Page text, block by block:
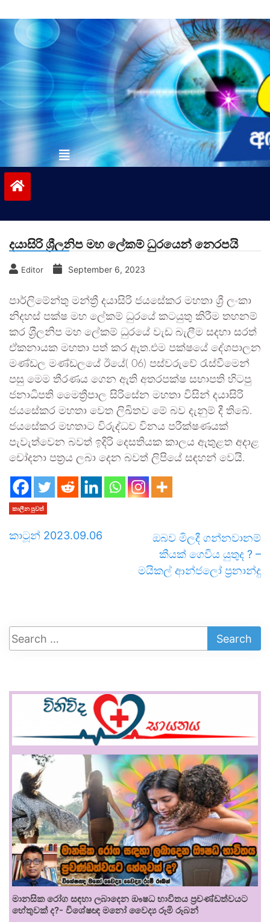
to
contentvinivida.lk
දයාසිරි ශ්‍රීලනිප මහ ලේකම් ධුරයෙන් නෙරපයි
Editor September 6, 2023
පාර්ලිමේන්තු මන්ත්‍රී දයාසිරි ජයසේකර මහතා ශ්‍රී ලංකා
නිදහස් පක්ෂ මහ ලේකම් ධුරයේ කටයුතු කිරීම තහනම්
කර ශ‍්‍රීලනිප මහ ලේකම් ධුරයේ වැඩ බැලීම සදහා සරත්
ඒකනායක මහතා පත් කර ඇත.එම පක්ෂයේ දේශපාලන
මණ්ඩල මණ්ඩලයේ ඊයේ( 06) පස්වරුවේ රැස්වීමෙන්
පසු මෙම තීරණය ගෙන ඇති අතරපක්ෂ සභාපති හිටපු
ජනාධිපති මෛත්‍රීපාල සිරිසේන මහතා විසින් දයාසිරි
ජයසේකර මහතා වෙත ලිඛිතව මේ බව දැනුම් දී තිබේ.
ජයසේකර මහතාට විරුද්ධව විනය පරීක්ෂණයක්
පැවැත්වෙන බවත් ඉදිරි දෙසතියක කාලය ඇතුළත අදාළ
චෝදනා පත්‍රය ලබා දෙන බවත් ලිපියේ සඳහන් වෙයි.
කාලීන පුවත්
කාටූන් 2023.09.06
ඔබව මිලදී ගන්නවානම්
කීයක් ගෙවිය යුතුද ? –
මයිකල් ආන්ජලෝ ප්‍රනාන්දු
මානසික රෝග සඳහා ලබාදෙන ඖෂධ භාවිතය ප්‍රචණ්ඩත්වයට
හේතුවක් ද?- විශේෂඥ මනෝ වෛද්‍ය රූමි රූබන්